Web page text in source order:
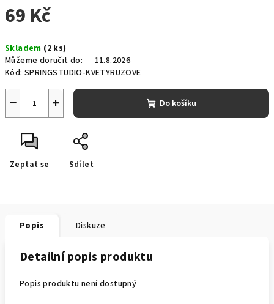
69 Kč
cena:
Skladem (2 ks)
Můžeme doručit do:
11.8.2026
Kód: SPRINGSTUDIO-KVETYRUZOVE
+
− Do košíku
Zeptat se Sdílet
Popis Diskuze
Detailní popis produktu
Popis produktu není dostupný